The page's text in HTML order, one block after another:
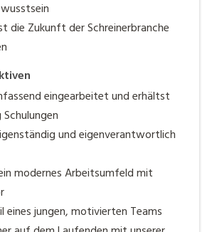
die Zukunft der Schreinerbranche
eingearbeitet und erhältst
und eigenverantwortlich
modernes Arbeitsumfeld mit
eines jungen, motivierten Teams